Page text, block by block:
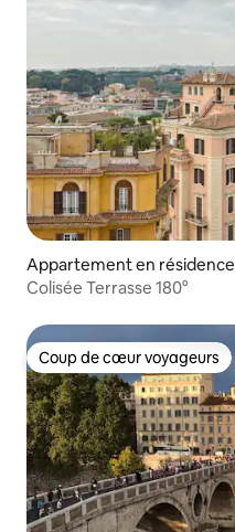
Appartement en résidence
Colisée Terrasse 180°
Coup de cœur voyageurs
Coup de cœur voyageurs